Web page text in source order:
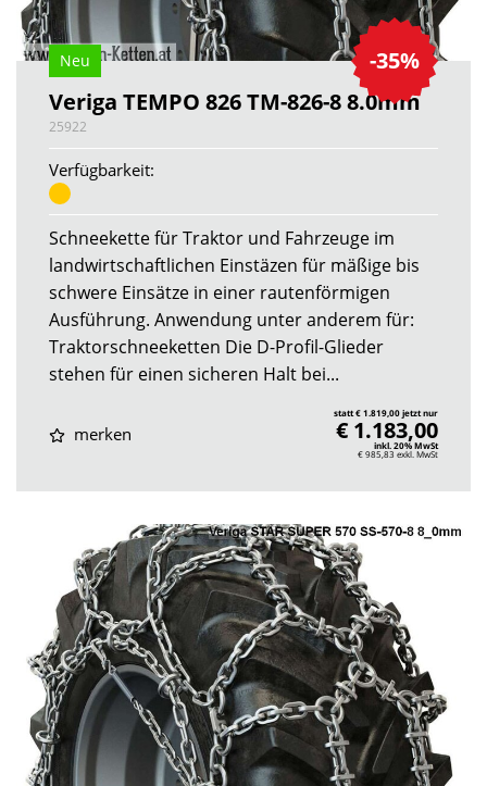
-35%
Neu
Veriga TEMPO 826 TM-826-8 8.0mm
25922
Verfügbarkeit:
Schneekette für Traktor und Fahrzeuge im
landwirtschaftlichen Einstäzen für mäßige bis
schwere Einsätze in einer rautenförmigen
Ausführung. Anwendung unter anderem für:
Traktorschneeketten Die D-Profil-Glieder
stehen für einen sicheren Halt bei...
merken
statt € 1.819,00 jetzt nur
€ 1.183,00
inkl. 20% MwSt
€ 985,83 exkl. MwSt